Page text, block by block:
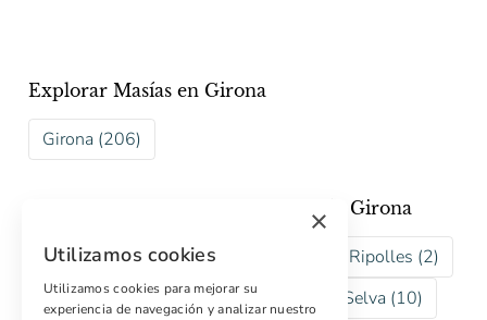
Explorar Masías en Girona
Girona (206)
Explorar Masías en las comarcas de Girona
Alt Emporda (75) Cerdanya (2)
El Ripolles (2)
Girones (34)
La Garrotxa (28)
La Selva (10)
×
Utilizamos cookies
Utilizamos cookies para mejorar su
experiencia de navegación y analizar nuestro